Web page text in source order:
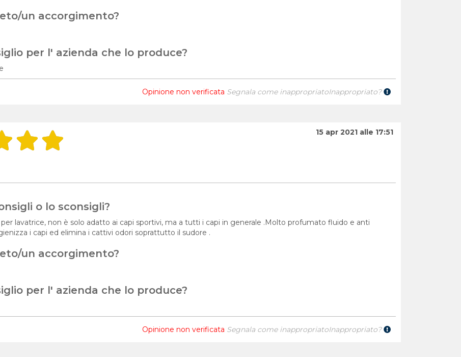
un accorgimento?
per l' azienda che lo produce?
Opinione non verificata Segnala come inappropriatoInappropriato?
15 apr 2021 alle 17:51
o lo sconsigli?
lavatrice, non è solo adatto ai capi sportivi, ma a tutti i capi in generale .Molto profumato fluido e anti
i capi ed elimina i cattivi odori soprattutto il sudore .
un accorgimento?
per l' azienda che lo produce?
Opinione non verificata Segnala come inappropriatoInappropriato?